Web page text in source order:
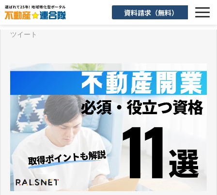
資料請求（無料）
選ばれる理由
お客様活用事例
よくあるご質問
お知らせ
ツイート